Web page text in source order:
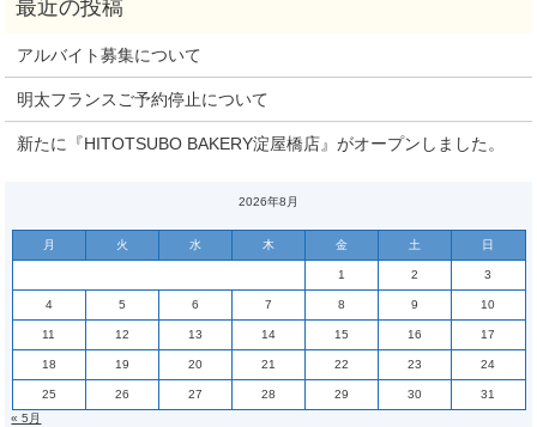
アルバイト募集について
明太フランスご予約停止について
新たに『HITOTSUBO BAKERY淀屋橋店』がオープンしました。
2026年8月
月 火 水 木 金 土 日
1 2 3
4 5 6 7 8 9 10
11 12 13 14 15 16 17
18 19 20 21 22 23 24
25 26 27 28 29 30
31
« 5月